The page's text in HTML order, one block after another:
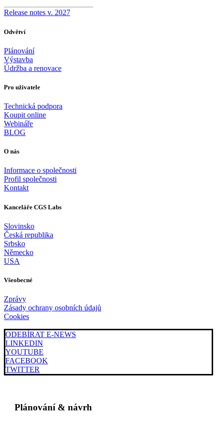
Release notes v. 2027
Odvětví
Plánování
Výstavba
Údržba a renovace
Pro uživatele
Technická podpora
Koupit online
Webináře
BLOG
O nás
Informace o společnosti
Profil společnosti
Kontakt
Kanceláře CGS Labs
Slovinsko
Česká republika
Srbsko
Německo
USA
Všeobecné
Zprávy
Zásady ochrany osobních údajů
Cookies
ODEBÍRAT E-NEWS
LINKEDIN
YOUTUBE
FACEBOOK
TWITTER
Plánování & návrh